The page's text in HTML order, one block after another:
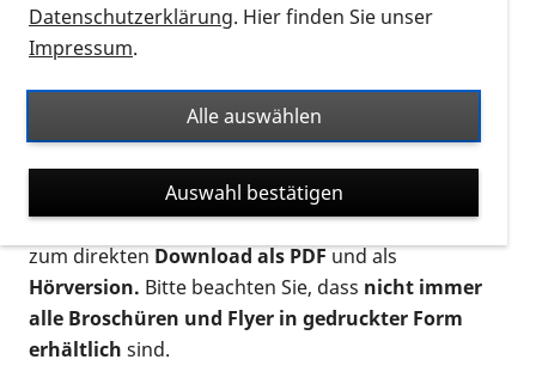
Auf dieser Seite finden Sie sämtliches Infomaterial
Ort. Nutzen Sie den Formatfilter, um ausschließlich
nach Flyern und Broschüren, Audios oder Videos zu
suchen. Die meisten Flyer und Broschüren werden in
verschiedenen Formaten angeboten: zur
postalischen Bestellung als gedruckte Variante
zum direktenDownload als PDFund als
Hörversion. Bitte beachten Sie, dass nicht immer
alle Broschüren und Flyer in gedruckter Form
erhältlich sind.
Datenschutzerklärung. Hier finden Sie unser
Impressum.
Alle auswählen
Auswahl bestätigen